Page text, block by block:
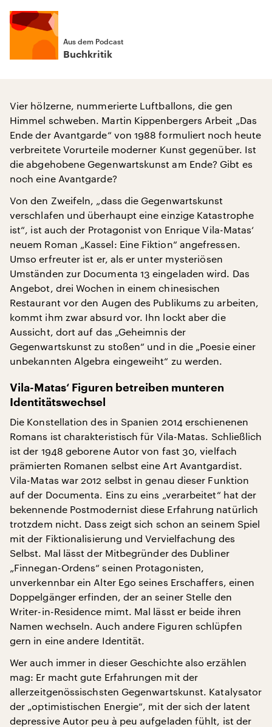
Aus dem Podcast
Buchkritik
Vier hölzerne, nummerierte Luftballons, die gen
Himmel schweben. Martin Kippenbergers Arbeit „Das
Ende der Avantgarde“ von 1988 formuliert noch heute
verbreitete Vorurteile moderner Kunst gegenüber. Ist
die abgehobene Gegenwartskunst am Ende? Gibt es
noch eine Avantgarde?
Von den Zweifeln, „dass die Gegenwartskunst
verschlafen und überhaupt eine einzige Katastrophe
ist“, ist auch der Protagonist von Enrique Vila-Matas‘
neuem Roman „Kassel: Eine Fiktion“ angefressen.
Umso erfreuter ist er, als er unter mysteriösen
Umständen zur Documenta 13 eingeladen wird. Das
Angebot, drei Wochen in einem chinesischen
Restaurant vor den Augen des Publikums zu arbeiten,
kommt ihm zwar absurd vor. Ihn lockt aber die
Aussicht, dort auf das „Geheimnis der
Gegenwartskunst zu stoßen“ und in die „Poesie einer
unbekannten Algebra eingeweiht“ zu werden.
Vila-Matas‘ Figuren betreiben munteren
Identitätswechsel
Die Konstellation des in Spanien 2014 erschienenen
Romans ist charakteristisch für Vila-Matas. Schließlich
ist der 1948 geborene Autor von fast 30, vielfach
prämierten Romanen selbst eine Art Avantgardist.
Vila-Matas war 2012 selbst in genau dieser Funktion
auf der Documenta. Eins zu eins „verarbeitet“ hat der
bekennende Postmodernist diese Erfahrung natürlich
trotzdem nicht. Dass zeigt sich schon an seinem Spiel
mit der Fiktionalisierung und Vervielfachung des
Selbst. Mal lässt der Mitbegründer des Dubliner
„Finnegan-Ordens“ seinen Protagonisten,
unverkennbar ein Alter Ego seines Erschaffers, einen
Doppelgänger erfinden, der an seiner Stelle den
Writer-in-Residence mimt. Mal lässt er beide ihren
Namen wechseln. Auch andere Figuren schlüpfen
gern in eine andere Identität.
Wer auch immer in dieser Geschichte also erzählen
mag: Er macht gute Erfahrungen mit der
allerzeitgenössischsten Gegenwartskunst. Katalysator
der „optimistischen Energie“, mit der sich der latent
depressive Autor peu à peu aufgeladen fühlt, ist der